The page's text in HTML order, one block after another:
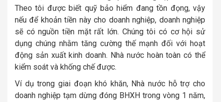
Theo tôi được biết quỹ bảo hiểm đang tồn đọng, vậy
nếu để khoản tiền này cho doanh nghiệp, doanh nghiệp
sẽ có nguồn tiền mặt rất lớn. Chúng tôi có cơ hội sử
dụng chúng nhằm tăng cường thế mạnh đối với hoạt
động sản xuất kinh doanh. Nhà nước hoàn toàn có thể
kiểm soát và khống chế được.
Ví dụ trong giai đoạn khó khăn, Nhà nước hỗ trợ cho
doanh nghiệp tạm dừng đóng BHXH trong vòng 1 năm,